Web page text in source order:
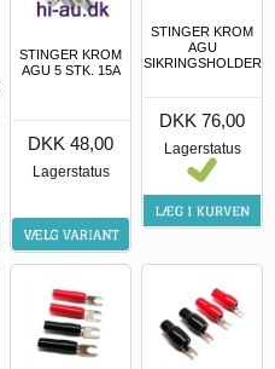
STINGER KROM
AGU 5 STK. 15A
DKK 48,00
Lagerstatus
STINGER KROM
AGU
SIKRINGSHOLDER
DKK 76,00
Lagerstatus